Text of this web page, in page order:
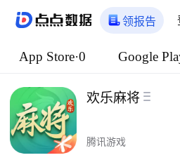
领报告
App Store·0 Google
欢乐麻将
腾讯游戏